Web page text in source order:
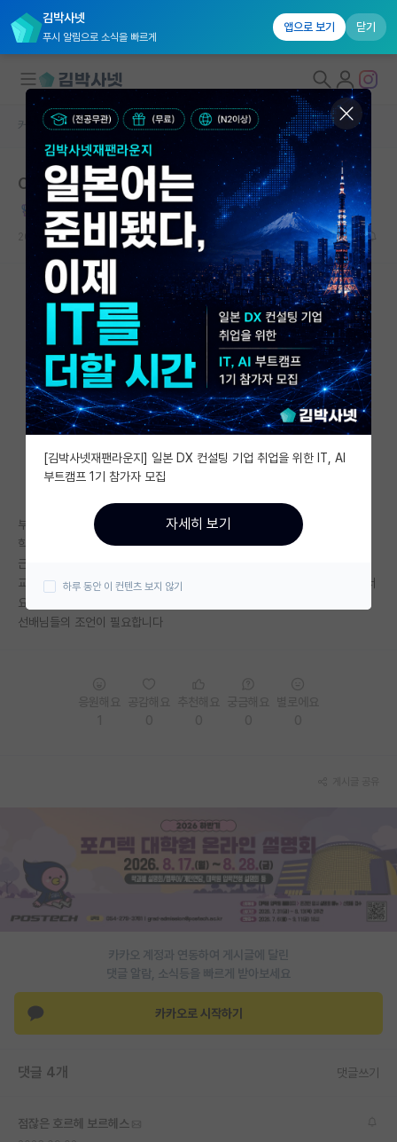
김박사넷
푸시 알림으로 소식을 빠르게
앱으로 보기 닫기
대학원생 모집
국내대학원 정보
연구실&오픈랩
커뮤니티
커뮤니티 홈
전체글보기
베스트 게시판
IF 명예의전당
자유 게시판(아무개랩)
미국 유학 게시판
미국 대학원 합격 후기 게시판
대학원생 모집 게시판
연구실(PI) 홍보 게시판
인문사회 계열 게시판
특수/전문대학원 게시판
장학금/장학생 게시판
홍보 게시판
커리어
커뮤니티 홈 자유 게시판(아무개랩)
CS 쪽 신생랩 어떨까요?
쇠약한 아르키메데스
2023.09.02 1156
부산경북 라인 학부생인데 CS쪽으로 대학원 알아보다가 서울 중상위권 대
학의 연구실과 컨택이 되었습니다.
근데 완전 신생랩인 것 같아요 제가 거의 1기인 듯?
교수님이 하는 연구는 재밌어보이긴 하는데... 신생랩 피하라는 말이 많아서
요
선배님들의 조언이 필요합니다
카카오 계정과 연동하여 게시글에 달린
댓글 알람, 소식등을 빠르게 받아보세요
카카오로 시작하기
댓글 4개 댓글쓰기
점잖은 호르헤 보르헤스
[김박사넷재팬라운지] 일본 DX 컨설팅 기업 취업을 위한 IT, AI
부트캠프 1기 참가자 모집
자세히 보기
하루 동안 이 컨텐츠 보지 않기